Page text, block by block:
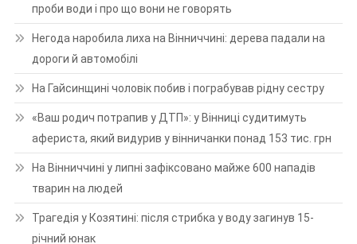
проби води і про що вони не говорять
Негода наробила лиха на Вінниччині: дерева падали на
дороги й автомобілі
На Гайсинщині чоловік побив і пограбував рідну сестру
«Ваш родич потрапив у ДТП»: у Вінниці судитимуть
афериста, який видурив у вінничанки понад 153 тис. грн
На Вінниччині у липні зафіксовано майже 600 нападів
тварин на людей
Трагедія у Козятині: після стрибка у воду загинув 15-
річний юнак